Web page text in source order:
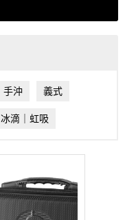
手沖 義式
冰滴｜虹吸